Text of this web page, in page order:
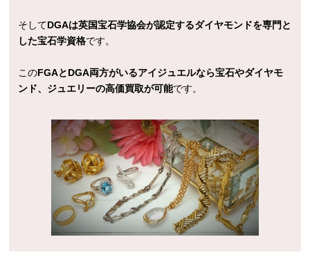
そしてDGAは英国宝石学協会が認定するダイヤモンドを専門と
した宝石学資格です。
このFGAとDGA両方がいるアイジュエルなら宝石やダイヤモ
ンド、ジュエリーの高価買取が可能です。